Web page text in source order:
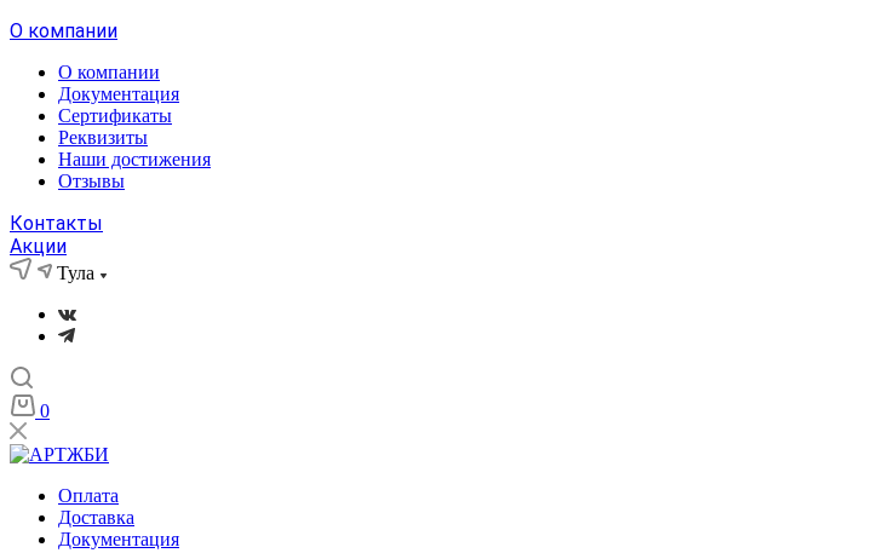
О компании
О компании
Документация
Сертификаты
Реквизиты
Наши достижения
Отзывы
Контакты
Акции
Тула
0
Оплата
Доставка
Документация